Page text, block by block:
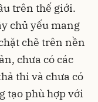
trên thế giới.
chủ yếu mang
chẽ trên nền
chưa có các
thi và chưa có
tạo phù hợp với